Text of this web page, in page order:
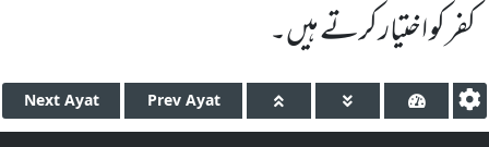
کفر کو اختیار کرتے ہیں۔
Next Ayat Prev Ayat